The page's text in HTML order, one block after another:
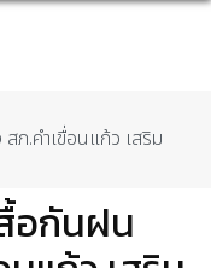
ภ.คำเขื่อนแก้ว เสริม
อกันฝน